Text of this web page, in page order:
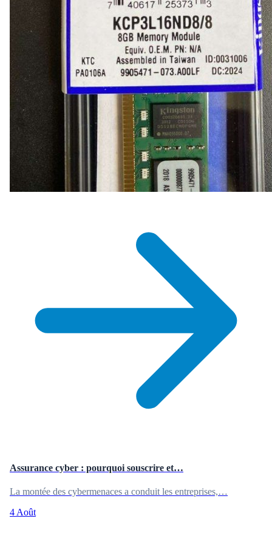
Assurance cyber : pourquoi souscrire et…
La montée des cybermenaces a conduit les entreprises,…
4 Août